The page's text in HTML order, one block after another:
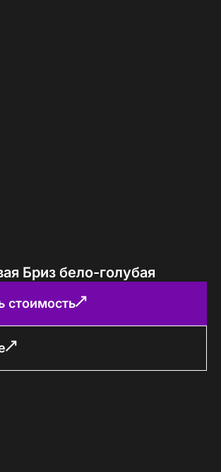
Бриз бело-голубая
стоимость